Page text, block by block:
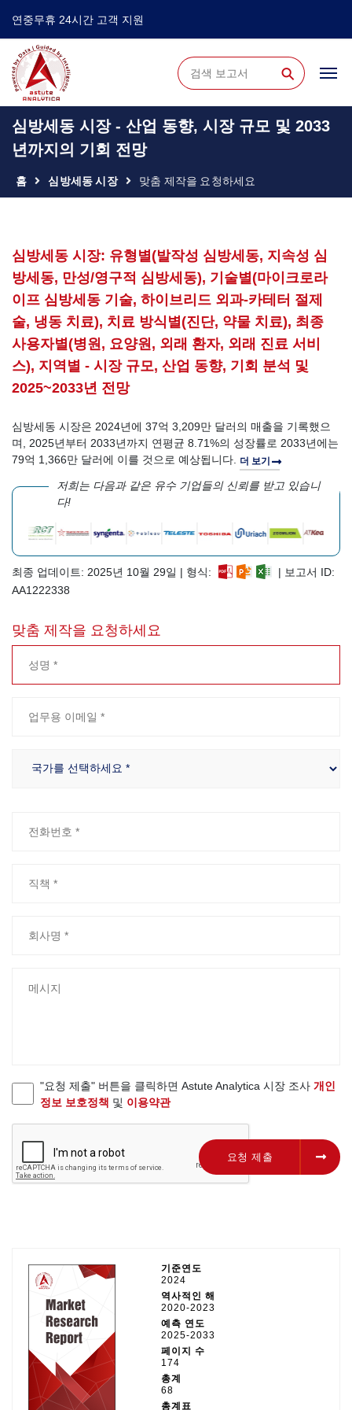
연중무휴 24시간 고객 지원
⚲
심방세동 시장 - 산업 동향, 시장 규모 및 2033
년까지의 기회 전망
홈 심방세동 시장 맞춤 제작을 요청하세요
심방세동 시장: 유형별(발작성 심방세동, 지속성 심
방세동, 만성/영구적 심방세동), 기술별(마이크로라
이프 심방세동 기술, 하이브리드 외과-카테터 절제
술, 냉동 치료), 치료 방식별(진단, 약물 치료), 최종
사용자별(병원, 요양원, 외래 환자, 외래 진료 서비
스), 지역별 - 시장 규모, 산업 동향, 기회 분석 및
2025~2033년 전망
심방세동 시장은 2024년에 37억 3,209만 달러의 매출을 기록했으
며, 2025년부터 2033년까지 연평균 8.71%의 성장률로 2033년에는
79억 1,366만 달러에 이를 것으로 예상됩니다.
더 보기
저희는 다음과 같은 유수 기업들의 신뢰를 받고 있습니
다!
최종 업데이트: 2025년 10월 29일 | 형식:
| 보고서 ID:
AA1222338
맞춤 제작을 요청하세요
"요청 제출" 버튼을 클릭하면 Astute Analytica 시장 조사개인
정보 보호정책 및 이용약관
요청 제출 요청 제출
기준연도
2024
역사적인 해
2020-2023
예측 연도
2025-2033
페이지 수
174
총계
68
총계표